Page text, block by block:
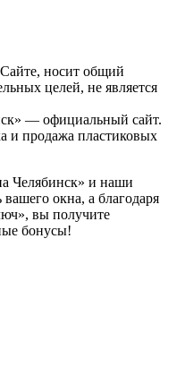
носит общий
целей, не является
— официальный сайт.
и продажа пластиковых
Челябинск» и наши
окна, а благодаря
вы получите
бонусы!